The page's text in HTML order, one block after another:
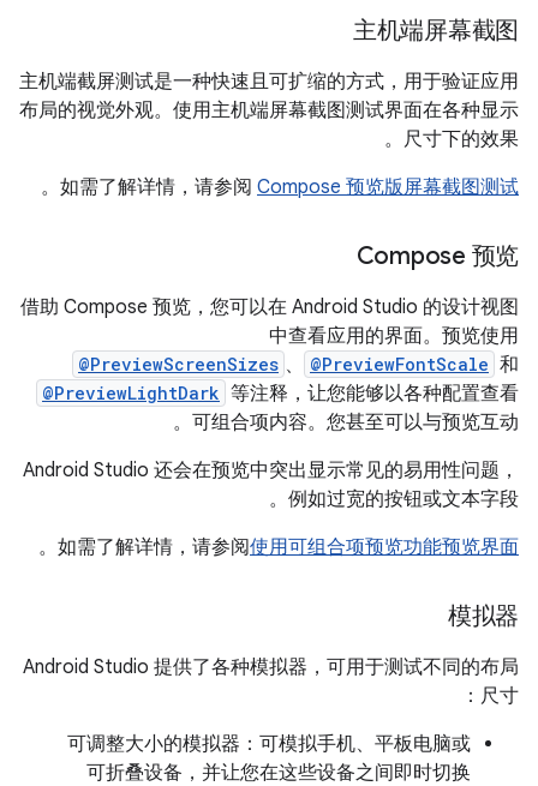
主机端屏幕截图
主机端截屏测试是一种快速且可扩缩的方式，用于验证应用
布局的视觉外观。使用主机端屏幕截图测试界面在各种显示
尺寸下的效果。
如需了解详情，请参阅 Compose 预览版屏幕截图测试
。
Compose 预览
借助 Compose 预览，您可以在 Android Studio 的设计视图
中查看应用的界面。预览使用
@PreviewScreenSizes 、 @PreviewFontScale 和
@PreviewLightDark 等注释，让您能够以各种配置查看
可组合项内容。您甚至可以与预览互动。
Android Studio 还会在预览中突出显示常见的易用性问题，
例如过宽的按钮或文本字段。
如需了解详情，请参阅使用可组合项预览功能预览界面
。
模拟器
Android Studio 提供了各种模拟器，可用于测试不同的布局
尺寸：
可调整大小的模拟器：可模拟手机、平板电脑或
可折叠设备，并让您在这些设备之间即时切换